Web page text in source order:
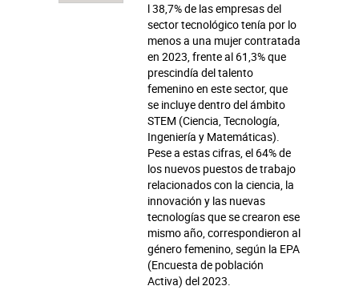
l 38,7% de las empresas del
sector tecnológico tenía por lo
menos a una mujer contratada
en 2023, frente al 61,3% que
prescindía del talento
femenino en este sector, que
se incluye dentro del ámbito
STEM (Ciencia, Tecnología,
Ingeniería y Matemáticas).
Pese a estas cifras, el 64% de
los nuevos puestos de trabajo
relacionados con la ciencia, la
innovación y las nuevas
tecnologías que se crearon ese
mismo año, correspondieron al
género femenino, según la EPA
(Encuesta de población
Activa) del 2023.